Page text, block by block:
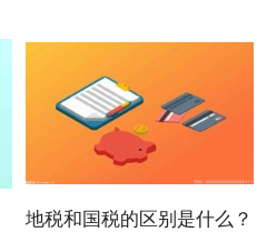
地税和国税的区别是什么？